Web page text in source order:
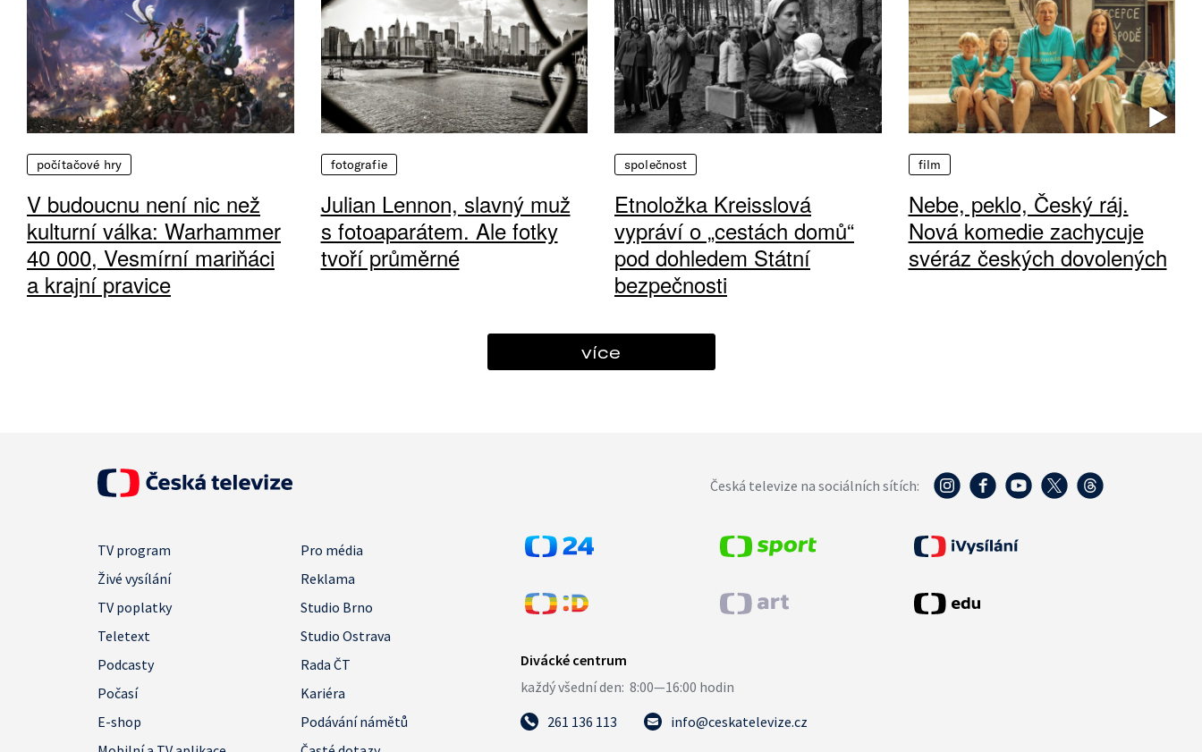
počítačové hry
V budoucnu není nic než
kulturní válka: Warhammer
40 000, Vesmírní mariňáci
a krajní pravice
fotografie
Julian Lennon, slavný muž
s fotoaparátem. Ale fotky
tvoří průměrné
společnost
Etnoložka Kreisslová
vypráví o „cestách domů“
pod dohledem Státní
bezpečnosti
film
Nebe, peklo, Český ráj.
Nová komedie zachycuje
svéráz českých dovolených
více
Česká televize na sociálních sítích:
TV program
Pro média
Živé vysílání
Reklama
TV poplatky
Studio Brno
Teletext
Studio Ostrava
Podcasty
Rada ČT
Počasí
Kariéra
E-shop
Podávání námětů
261 136 113 info@ceskatelevize.cz